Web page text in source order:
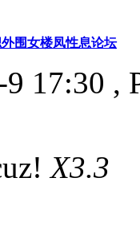
围女楼凤性息论坛
17:30 ,
X3.3